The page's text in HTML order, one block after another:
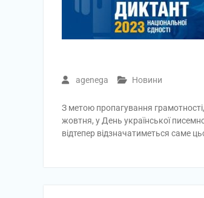
agenega Новини
З метою пропагування
жовтня, у День української
відтепер відзначатиметься саме